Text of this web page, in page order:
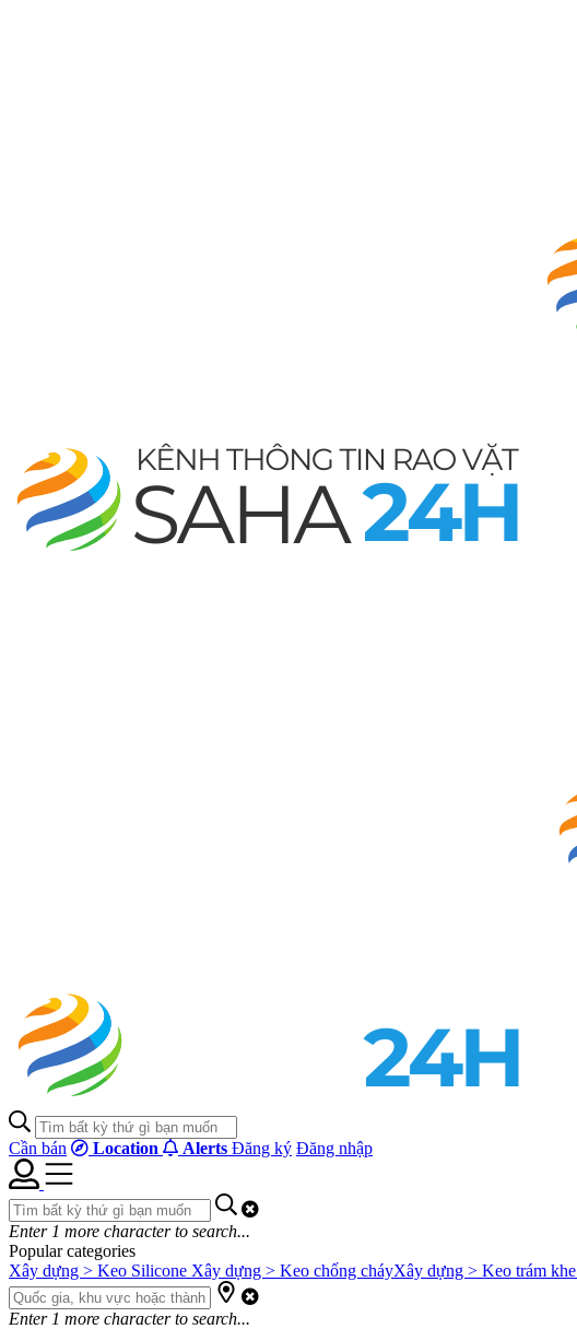
Cần bán Location Alerts Đăng ký Đăng nhập
Enter 1 more character to search...
Popular categories
Xây dựng > Keo Silicone Xây dựng > Keo chống cháyXây dựng > Keo trám khe
Enter 1 more character to search...